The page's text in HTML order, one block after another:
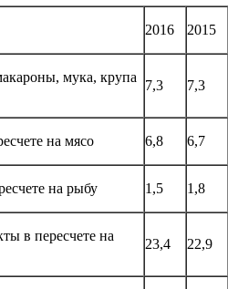
2016 2015
мука, крупа
7,3 7,3
на мясо 6,8 6,7
на рыбу 1,5 1,8
в пересчете на
23,4 22,9